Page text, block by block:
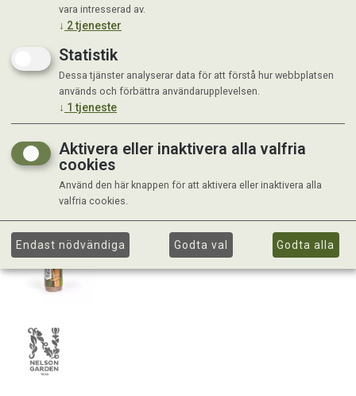
vara intresserad av.
↓ 2tjenester
Statistik
Dessa tjänster analyserar data för att förstå hur webbplatsen
används och förbättra användarupplevelsen.
↓ 1 tjeneste
Aktivera eller inaktivera alla valfria
cookies
Använd den här knappen för att aktivera eller inaktivera alla
valfria cookies.
Endast nödvändiga Godta val Godta alla